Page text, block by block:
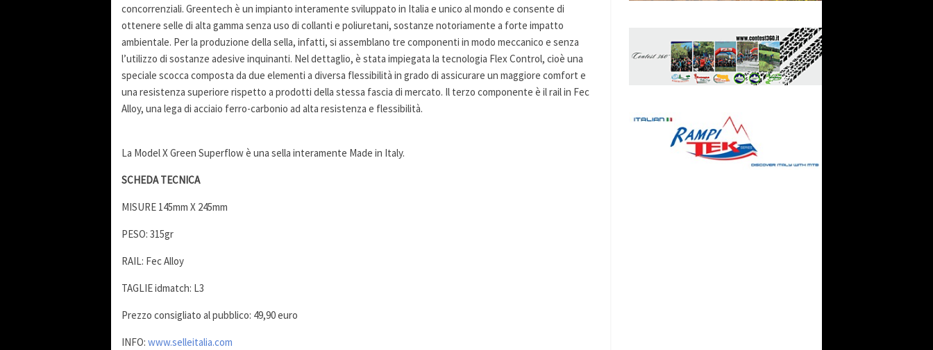
concorrenziali. Greentech è un impianto interamente sviluppato in Italia e unico al mondo e consente di
ottenere selle di alta gamma senza uso di collanti e poliuretani, sostanze notoriamente a forte impatto
ambientale. Per la produzione della sella, infatti, si assemblano tre componenti in modo meccanico e senza
l’utilizzo di sostanze adesive inquinanti. Nel dettaglio, è stata impiegata la tecnologia Flex Control, cioè una
speciale scocca composta da due elementi a diversa flessibilità in grado di assicurare un maggiore comfort e
una resistenza superiore rispetto a prodotti della stessa fascia di mercato. Il terzo componente è il rail in Fec
Alloy, una lega di acciaio ferro-carbonio ad alta resistenza e flessibilità.
La Model X Green Superflow è una sella interamente Made in Italy.
SCHEDA TECNICA
MISURE 145mm X 245mm
PESO: 315gr
RAIL: Fec Alloy
TAGLIE idmatch: L3
Prezzo consigliato al pubblico: 49,90 euro
INFO: www.selleitalia.com